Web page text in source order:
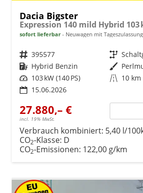
Dacia Bigster
sofort lieferbar Neuwagen mit Tageszulassung
Fahrzeugnr. 395577 Getriebe
Kraftstoff Hybrid Benzin Außenfarbe
Leistung 103 kW (140 PS) Kilometerstand 10 km
15.06.2026
27.880,– €
incl. 19% MwSt.
Verbrauch kombiniert: 5,40 l/
CO2-Klasse: D
CO2-Emissionen: 122,00 g/km